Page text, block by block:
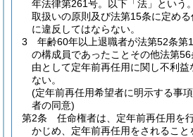
年法律第261号。以下「法」という
取扱いの原則及び法第15条に定め
に違反してはならない。
3
年齢60年以上退職者が法第52条第
の構成員であったことその他法第
由として定年前再任用に関し不利益
ない。
(定年前再任用希望者に明示する事
者の同意)
第2条
任命権者は、定年前再任用を
かじめ、定年前再任用をされること